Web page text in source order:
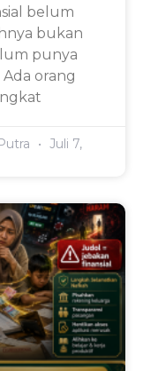
belum
bukan
punya
orang
Juli 7,